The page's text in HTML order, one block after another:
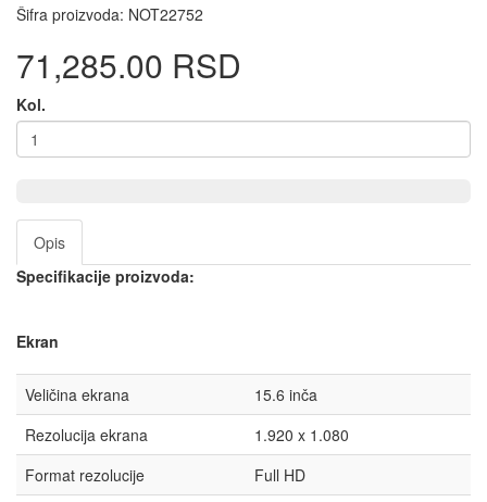
Šifra proizvoda: NOT22752
71,285.00 RSD
Kol.
Opis
Specifikacije proizvoda:
Ekran
Veličina ekrana
15.6 inča
Rezolucija ekrana
1.920 x 1.080
Format rezolucije
Full HD